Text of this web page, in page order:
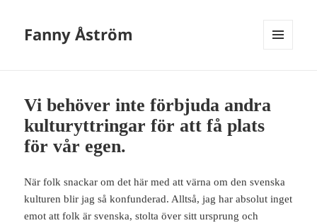
Fanny Åström
Vi behöver inte förbjuda andra
kulturyttringar för att få plats
för vår egen.
När folk snackar om det här med att värna om den svenska
kulturen blir jag så konfunderad. Alltså, jag har absolut inget
emot att folk är svenska, stolta över sitt ursprung och